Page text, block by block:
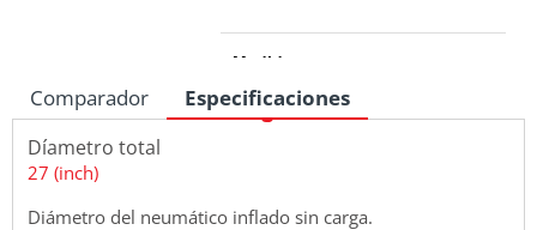
Medidas
Comparador Especificaciones
Díametro total
27 (inch)
Diámetro del neumático inflado sin carga.